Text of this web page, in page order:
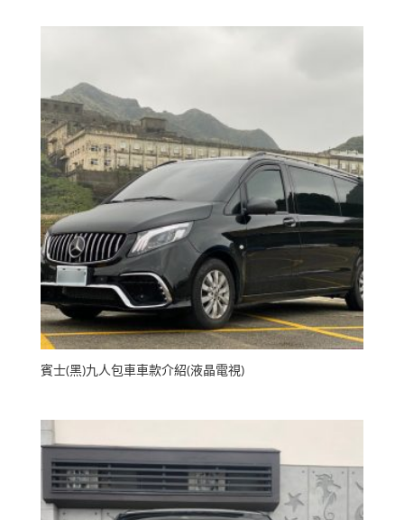
賓士(黑)九人包車車款介紹(液晶電視)